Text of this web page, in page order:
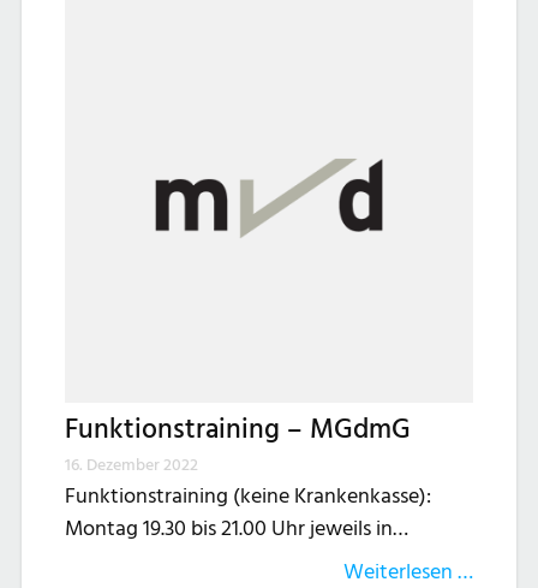
Funktionstraining – MGdmG
16. Dezember 2022
Funktionstraining (keine Krankenkasse):
Montag 19.30 bis 21.00 Uhr jeweils in…
Weiterlesen …